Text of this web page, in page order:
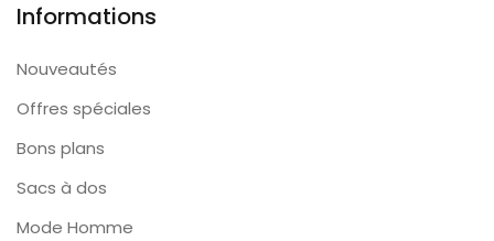
Informations
Nouveautés
Offres spéciales
Bons plans
Sacs à dos
Mode Homme